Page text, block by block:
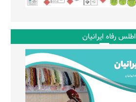
اطلس رفاه ایرانیان